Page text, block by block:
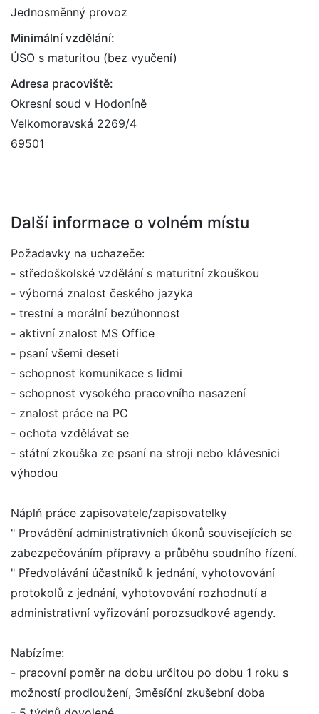
Jednosměnný provoz
Minimální vzdělání:
ÚSO s maturitou (bez vyučení)
Adresa pracoviště:
Okresní soud v Hodoníně
Velkomoravská 2269/4
69501
Další informace o volném místu
Požadavky na uchazeče:
- středoškolské vzdělání s maturitní zkouškou
- výborná znalost českého jazyka
- trestní a morální bezúhonnost
- aktivní znalost MS Office
- psaní všemi deseti
- schopnost komunikace s lidmi
- schopnost vysokého pracovního nasazení
- znalost práce na PC
- ochota vzdělávat se
- státní zkouška ze psaní na stroji nebo klávesnici
výhodou
Náplň práce zapisovatele/zapisovatelky
" Provádění administrativních úkonů souvisejících se
zabezpečováním přípravy a průběhu soudního řízení.
" Předvolávání účastníků k jednání, vyhotovování
protokolů z jednání, vyhotovování rozhodnutí a
administrativní vyřizování porozsudkové agendy.
Nabízíme:
- pracovní poměr na dobu určitou po dobu 1 roku s
možností prodloužení, 3měsíční zkušební doba